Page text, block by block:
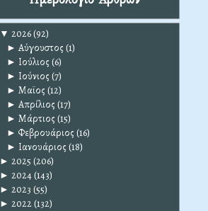
▼ 2026(92)
► Αύγουστος (1)
► Ιούλιος (6)
► Ιούνιος (7)
► Μαϊος (12)
► Απρίλιος (17)
► Μάρτιος (15)
► Φεβρουάριος (16)
► Ιανουάριος (18)
► 2025 (206)
► 2024(143)
► 2023 (55)
► 2022(132)